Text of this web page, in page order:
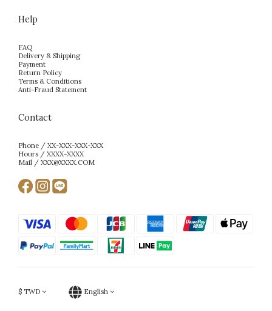
Help
FAQ
Delivery & Shipping
Payment
Return Policy
Terms & Conditions
Anti-Fraud Statement
Contact
Phone / XX-XXX-XXX-XXX
Hours / XXXX-XXXX
Mail / XXX@XXXX.COM
$ TWD English